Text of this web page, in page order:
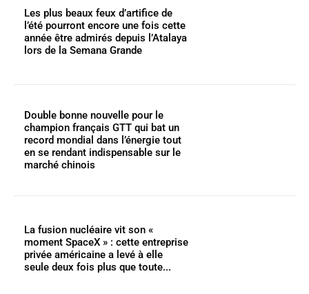
Les plus beaux feux d’artifice de
l’été pourront encore une fois cette
année être admirés depuis l’Atalaya
lors de la Semana Grande
Double bonne nouvelle pour le
champion français GTT qui bat un
record mondial dans l’énergie tout
en se rendant indispensable sur le
marché chinois
La fusion nucléaire vit son «
moment SpaceX » : cette entreprise
privée américaine a levé à elle
seule deux fois plus que toute...